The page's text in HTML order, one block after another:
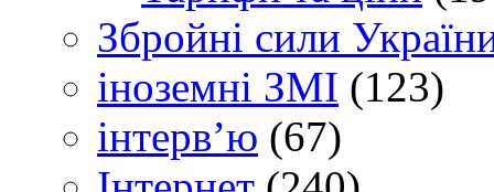
Збройні сили
іноземні ЗМІ (123)
інтерв’ю (67)